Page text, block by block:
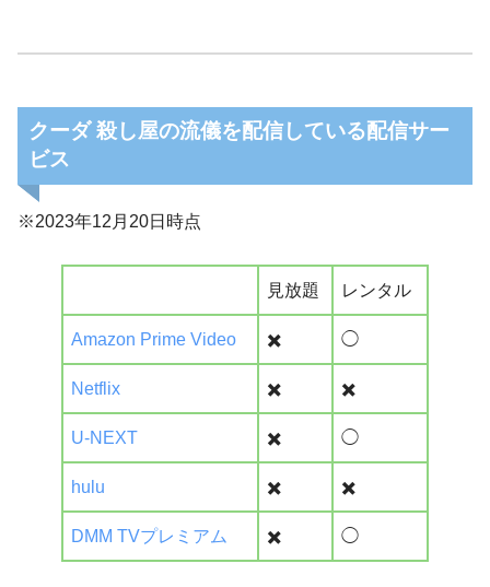
クーダ 殺し屋の流儀を配信している配信サー
ビス
※2023年12月20日時点
見放題 レンタル
Amazon Prime Video ✖️ ◯
Netflix ✖️ ✖️
U-NEXT ✖️ ◯
hulu ✖️ ✖️
DMM TVプレミアム ✖️ ◯